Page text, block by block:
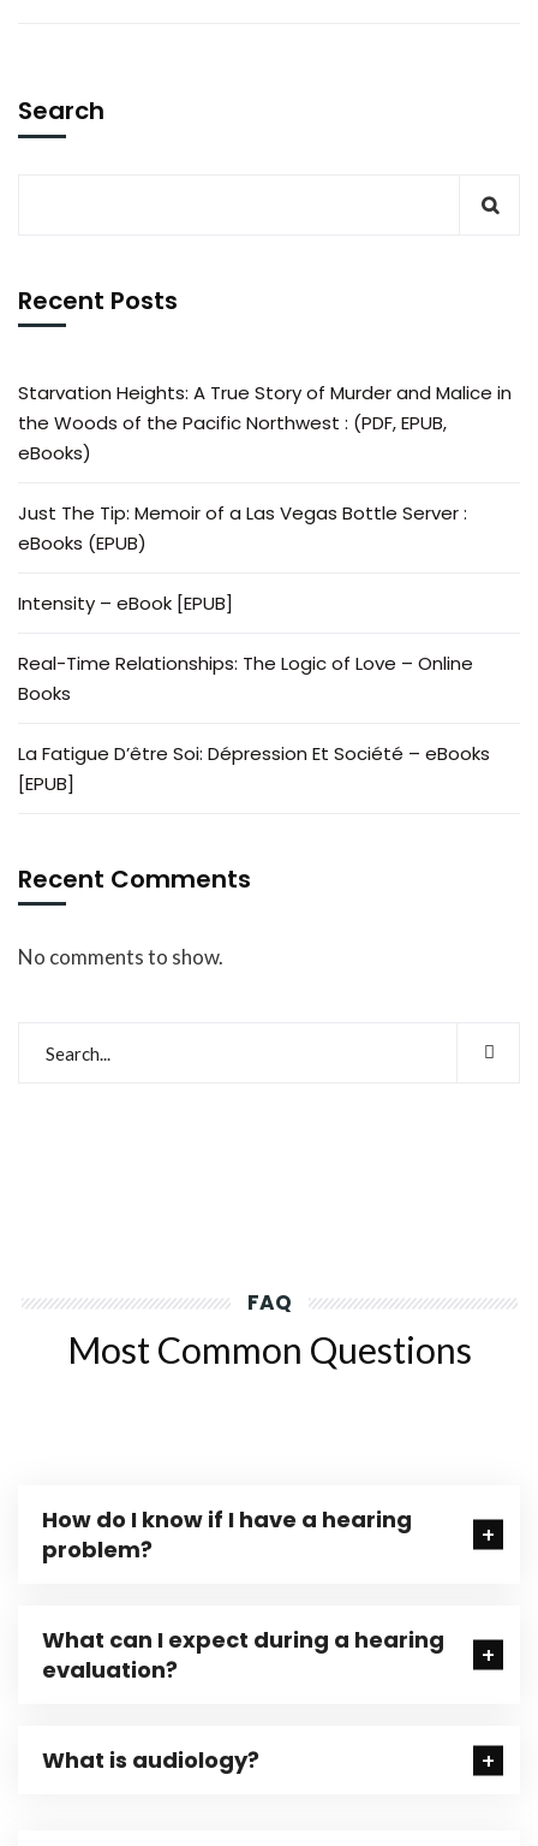
Search
Recent Posts
Starvation Heights: A True Story of Murder and Malice in
the Woods of the Pacific Northwest : (PDF, EPUB,
eBooks)
Just The Tip: Memoir of a Las Vegas Bottle Server :
eBooks (EPUB)
Intensity – eBook [EPUB]
Real-Time Relationships: The Logic of Love – Online
Books
La Fatigue D’être Soi: Dépression Et Société – eBooks
[EPUB]
Recent Comments
No comments to show.
FAQ
Most Common Questions
How do I know if I have a hearing
problem?
What can I expect during a hearing
evaluation?
What is audiology?